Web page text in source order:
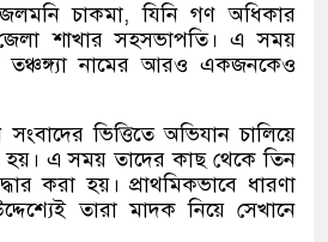
জলমনি চাকমা, যিনি গণ অধিকার
জেলা শাখার সহসভাপতি। এ সময়
তঞ্চঙ্গ্যা নামের আরও একজনকেও
ভিত্তিতে অভিযান চালিয়ে
হয়। এ সময় তাদের কাছ থেকে তিন
করা হয়। প্রাথমিকভাবে ধারণা
তারা মাদক নিয়ে সেখানে